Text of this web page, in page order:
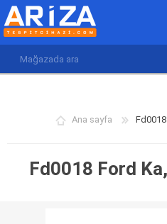
Ana sayfa
Fd0018 Ford